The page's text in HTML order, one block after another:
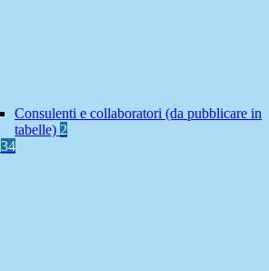
Consulenti e collaboratori (da pubblicare in
tabelle) 2
34